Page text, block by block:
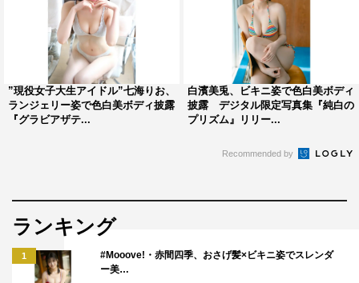
”現役女子大生アイドル”七海りお、
ランジェリー姿で色白美ボディ披露
『グラビアザテ...
白濱美兎、ビキニ姿で色白美ボディ
披露 デジタル限定写真集『純白の
プリズム』リリー...
Recommended by
ランキング
1
#Mooove!・赤間四季、おさげ髪×ビキニ姿でスレンダ
ー美…